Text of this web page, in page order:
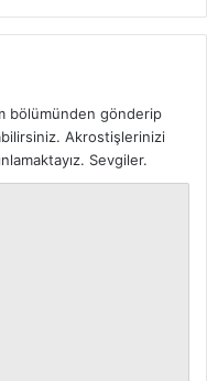
bölümünden gönderip
Akrostişlerinizi
Sevgiler.